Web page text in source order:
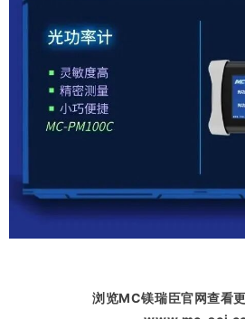
浏览MC镁瑞臣官网查看